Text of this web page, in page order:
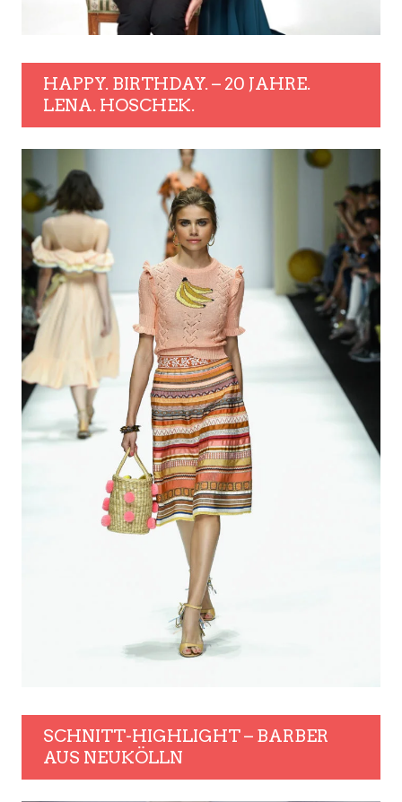
HAPPY. BIRTHDAY. – 20 JAHRE.
LENA. HOSCHEK.
SCHNITT-HIGHLIGHT – BARBER
AUS NEUKÖLLN